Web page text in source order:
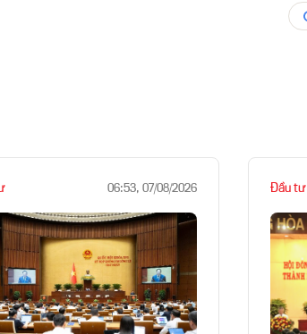
06:53, 07/08/2026 Đầu tư